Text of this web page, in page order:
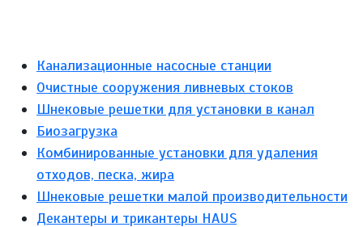
Канализационные насосные станции
Очистные сооружения ливневых стоков
Шнековые решетки для установки в канал
Биозагрузка
Комбинированные установки для удаления
отходов, песка, жира
Шнековые решетки малой производительности
Декантеры и трикантеры HAUS